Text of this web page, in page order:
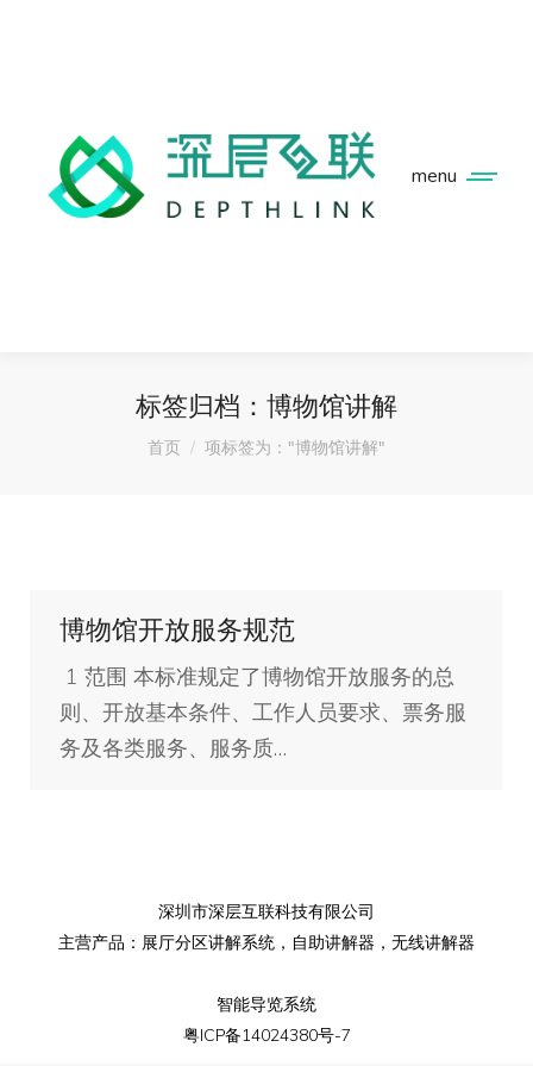
menu
标签归档： 博物馆讲解
您在这里：
首页 项标签为："博物馆讲解"
博物馆开放服务规范
1 范围 本标准规定了博物馆开放服务的总
则、开放基本条件、工作人员要求、票务服
务及各类服务、服务质…
深圳市深层互联科技有限公司
主营产品： 展厅分区讲解系统 ， 自助讲解器 ， 无线讲解器
智能导览系统
粤ICP备14024380号-7